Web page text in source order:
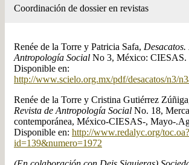
Coordinación de dossier en revistas
Renée de la Torre y Patricia Safa, Desacatos.
Antropología Social No 3, México: CIESAS.
Disponible en:
http://www.scielo.org.mx/pdf/desacatos/n3/
Renée de la Torre y Cristina Gutiérrez
Revista de Antropología Social No. 18,
contemporánea, México-CIESAS-, Mayo-
Disponible en: http://www.redalyc.org/toc.oa?
id=139&numero=1972